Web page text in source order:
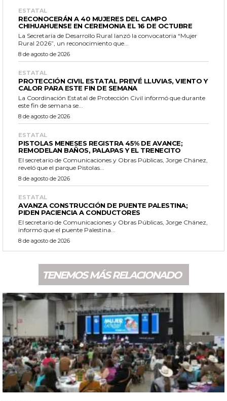
ESTATAL
RECONOCERÁN A 40 MUJERES DEL CAMPO
CHIHUAHUENSE EN CEREMONIA EL 16 DE OCTUBRE
La Secretaría de Desarrollo Rural lanzó la convocatoria “Mujer
Rural 2026”, un reconocimiento que...
8 de agosto de 2026
ESTATAL
PROTECCIÓN CIVIL ESTATAL PREVÉ LLUVIAS, VIENTO Y
CALOR PARA ESTE FIN DE SEMANA
La Coordinación Estatal de Protección Civil informó que durante
este fin de semana se...
8 de agosto de 2026
ESTATAL
PISTOLAS MENESES REGISTRA 45% DE AVANCE;
REMODELAN BAÑOS, PALAPAS Y EL TRENECITO
El secretario de Comunicaciones y Obras Públicas, Jorge Chánez,
reveló que el parque Pistolas...
8 de agosto de 2026
ESTATAL
AVANZA CONSTRUCCIÓN DE PUENTE PALESTINA;
PIDEN PACIENCIA A CONDUCTORES
El secretario de Comunicaciones y Obras Públicas, Jorge Chánez,
informó que el puente Palestina...
8 de agosto de 2026
TENEMOS MÁS RELACIONADO